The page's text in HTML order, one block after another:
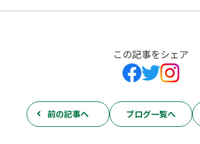
この記事をシェア
前の記事へ ブログ一覧へ